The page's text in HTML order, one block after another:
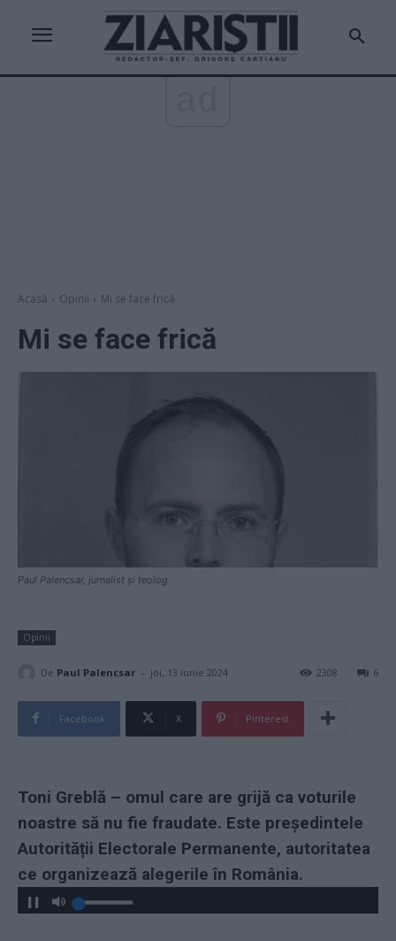
Acasă Opinii Mi se face frică
Mi se face frică
Paul Palencsar, jurnalist și teolog
Opinii
De Paul Palencsar - joi, 13 iunie 2024 6
2308
Facebook X Pinterest
Toni Greblă – omul care are grijă ca voturile
noastre să nu fie fraudate. Este președintele
Autorității Electorale Permanente, autoritatea
ce organizează alegerile în România.